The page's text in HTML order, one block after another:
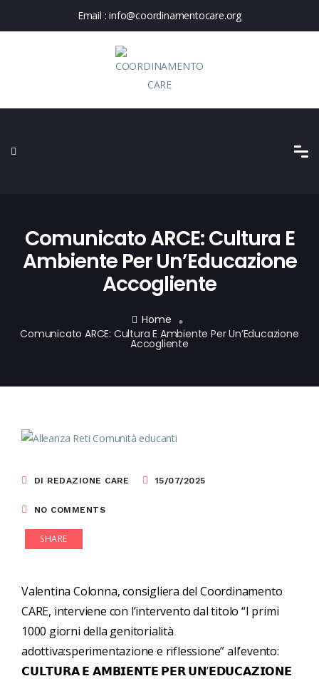
Email :info@coordinamentocare.org
Comunicato ARCE: Cultura E
Ambiente Per Un’Educazione
Accogliente
Home
Comunicato ARCE: Cultura E Ambiente Per Un’Educazione
Accogliente
DI REDAZIONE CARE 15/07/2025
NO COMMENTS
SHARE
Valentina Colonna, consigliera del Coordinamento
CARE, interviene con l’intervento dal titolo “I primi
1000 giorni della genitorialità
adottiva:sperimentazione e riflessione” all’evento:
𝗖𝗨𝗟𝗧𝗨𝗥𝗔 𝗘 𝗔𝗠𝗕𝗜𝗘𝗡𝗧𝗘 𝗣𝗘𝗥 𝗨𝗡’𝗘𝗗𝗨𝗖𝗔𝗭𝗜𝗢𝗡𝗘